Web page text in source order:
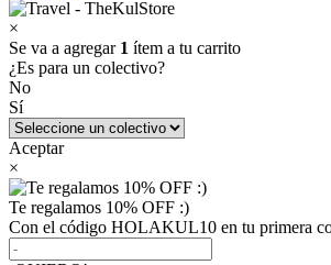
×
Se va a agregar 1 ítem a tu carrito
¿Es para un colectivo?
No
Sí
Aceptar
×
Te regalamos 10% OFF :)
Con el código HOLAKUL10 en tu primera